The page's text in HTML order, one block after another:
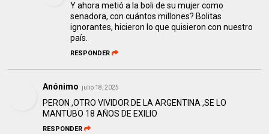
Y ahora metió a la boli de su mujer como
senadora, con cuántos millones? Bolitas
ignorantes, hicieron lo que quisieron con nuestro
país.
RESPONDER
Anónimo julio 18, 2025
PERON ,OTRO VIVIDOR DE LA ARGENTINA ,SE LO
MANTUBO 18 AÑOS DE EXILIO
RESPONDER